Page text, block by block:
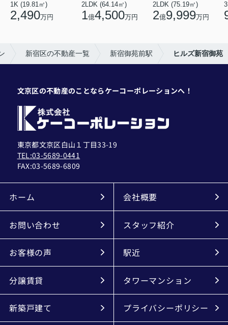
1K (19.81㎡)
2,490万円
2LDK (64.14㎡)
1億4,500万円
2LDK (75.19㎡)
2億9,999万円
新宿区の不動産一覧 新宿御苑前駅 ヒルズ新宿御苑
文京区の不動産のことならケーコーポレーションへ！
東京都文京区白山１丁目33-19
TEL:03-5689-0441
FAX:03-5689-6809
ホーム 会社概要
お問い合わせ スタッフ紹介
お客様の声 駅近
分譲賃貸 タワーマンション
新築戸建て プライバシーポリシー